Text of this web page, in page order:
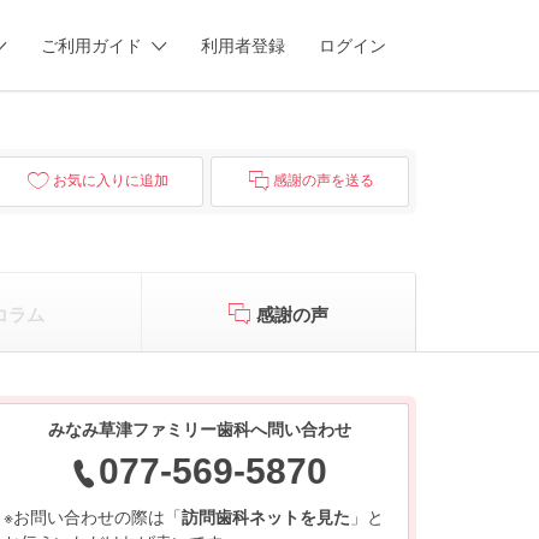
ご利用ガイド 利用者登録 ログイン
お気に入りに追加 感謝の声を送る
ラム 感謝の声
みなみ草津ファミリー歯科へ問い合わせ
077-569-5870
※お問い合わせの際は「訪問歯科ネットを見た 」と